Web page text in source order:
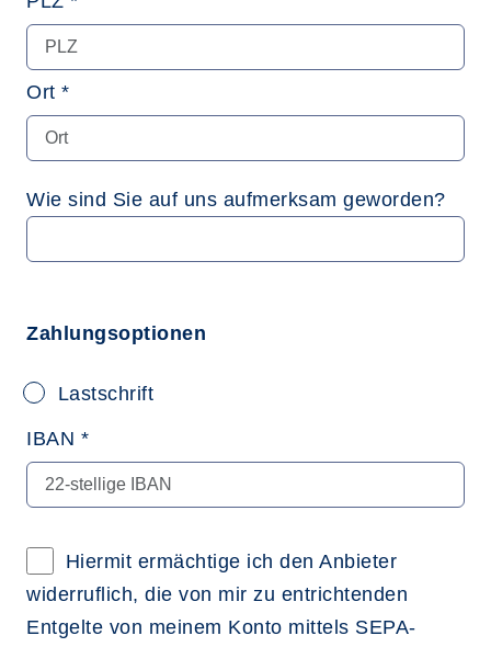
Ort *
Wie sind Sie auf uns aufmerksam geworden?
Zahlungsoptionen
Lastschrift
IBAN *
Hiermit ermächtige ich den Anbieter
widerruflich, die von mir zu entrichtenden
Entgelte von meinem Konto mittels SEPA-